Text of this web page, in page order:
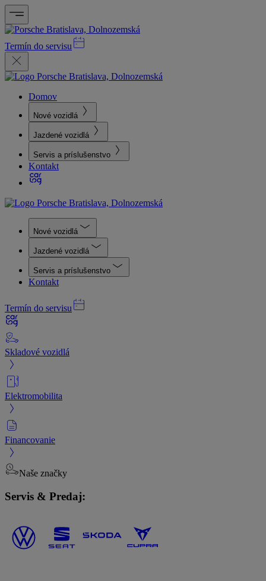
Termín do servisu
Domov
Nové vozidlá
Jazdené vozidlá
Servis a príslušenstvo
Kontakt
Nové vozidlá
Jazdené vozidlá
Servis a príslušenstvo
Kontakt
Termín do servisu
Skladové vozidlá
Elektromobilita
Financovanie
Naše značky
Servis & Predaj: